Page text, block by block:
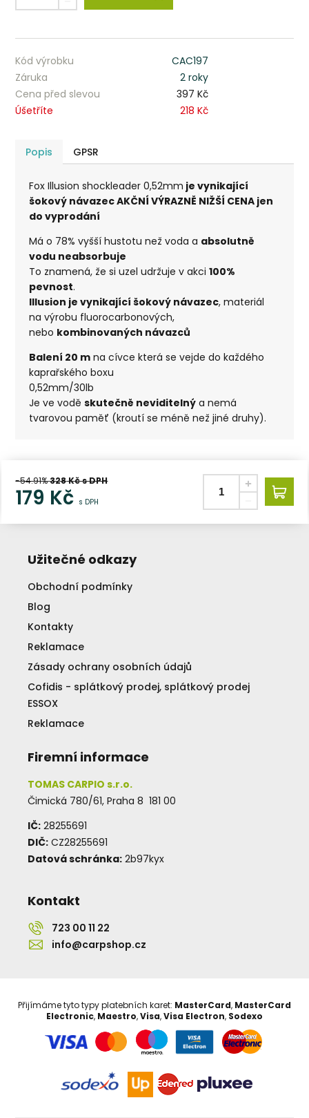
Kód výrobku
CAC197
Záruka
2 roky
Cena před slevou
397 Kč
Úšetříte
218 Kč
Popis GPSR
Fox Illusion shockleader 0,52mm je vynikající
šokový návazec AKČNÍ VÝRAZNĚ NIŽŠÍ CENA jen
do vyprodání
Má o 78% vyšší hustotu než voda a absolutně
vodu neabsorbuje
To znamená, že si uzel udržuje v akci100%
pevnost.
Illusion je vynikajícíšokový návazec, materiál
na výrobu fluorocarbonových,
nebo kombinovaných návazců
Balení 20 m na cívce která se vejde do každého
kaprařského boxu
0,52mm/30lb
Je ve voděskutečně neviditelný a nemá
tvarovou paměť (kroutí se méně než jiné druhy).
-54.91%328Kč s DPH
179 Kč s DPH
Užitečné odkazy
Obchodní podmínky
Blog
Kontakty
Reklamace
Zásady ochrany osobních údajů
Cofidis - splátkový prodej, splátkový prodej
ESSOX
Reklamace
Firemní informace
TOMAS CARPIO s.r.o.
Čimická 780/61, Praha 8 181 00
IČ: 28255691
DIČ: CZ28255691
Datová schránka: 2b97kyx
Kontakt
723 00 11 22
info@carpshop.cz
Přijímáme tyto typy platebních karet: MasterCard, MasterCard
Electronic, Maestro,Visa,Visa Electron, Sodexo